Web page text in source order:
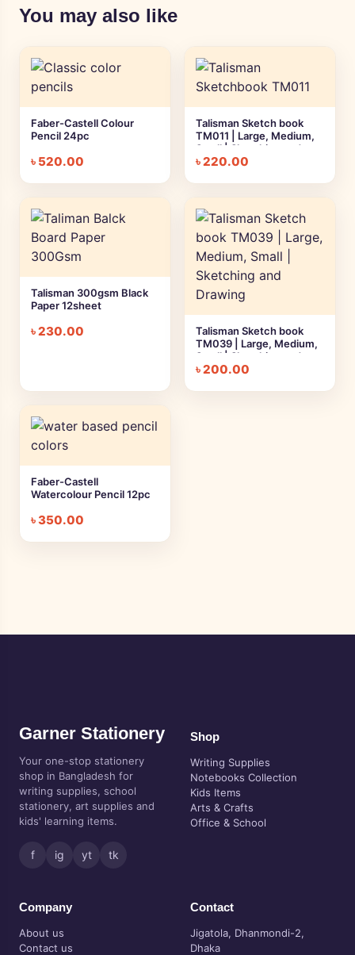
You may also like
Faber-Castell Colour
Pencil 24pc
৳ 520.00
Talisman Sketch book
TM011 | Large, Medium,
Small | Sketching and
Drawing
৳220.00
Talisman 300gsm Black
Paper 12sheet
৳230.00
Talisman Sketch book
TM039 | Large, Medium,
Small | Sketching and
Drawing
৳200.00
Faber-Castell
Watercolour Pencil 12pc
৳350.00
Garner Stationery
Your one-stop stationery
shop in Bangladesh for
writing supplies, school
stationery, art supplies and
kids' learning items.
f ig yt tk
Shop
Writing Supplies
Notebooks Collection
Kids Items
Arts & Crafts
Office & School
Company
About us
Contact us
Contact
Jigatola, Dhanmondi-2,
Dhaka